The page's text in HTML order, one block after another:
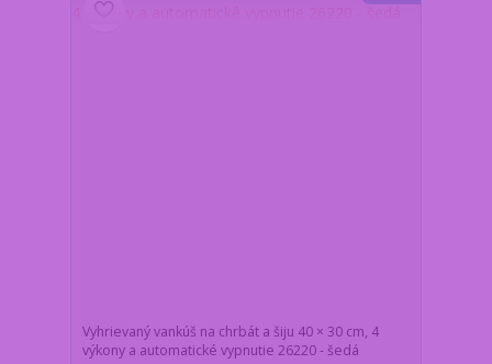
Vyhrievaný vankúš na chrbát a šiju 40 × 30 cm, 4
výkony a automatické vypnutie 26220 - šedá